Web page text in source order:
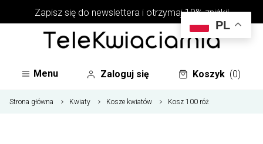
Zapisz się do newslettera i otrzymaj 10% zniżki!
Menu Zaloguj się Koszyk (0)
Strona główna Kwiaty Kosze kwiatów Kosz 100 róż
PL